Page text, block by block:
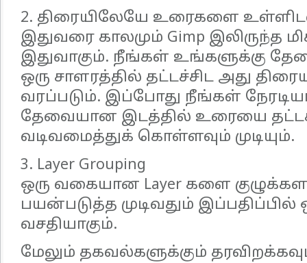
2. திரையிலேயே உரைகளை
இதுவரை காலமும் Gimp இலிருந்த
இதுவாகும். நீங்கள் உங்களுக்கு
ஒரு சாளரத்தில் தட்டச்சிட அது
வரப்படும். இப்போது நீங்கள்
தேவையான இடத்தில் உரையை
வடிவமைத்துக் கொள்ளவும் முடியும்.
3. Layer Grouping
ஒரு வகையான Layer களை
பயன்படுத்த முடிவதும் இப்பதிப்பில்
வசதியாகும்.
மேலும் தகவல்களுக்கும்